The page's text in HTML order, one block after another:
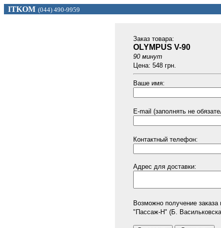
ITKOM (044) 490-9959
Заказ товарa:
OLYMPUS V-90
90 минут
Цена: 548 грн.
Ваше имя:
E-mail (заполнять не
Контактный телефон:
Адрес для доставки:
Возможно получение заказа
"Пассаж-Н" (Б.